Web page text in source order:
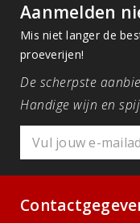
Aanmelden
Mis niet langer de
proeverijen!
De scherpste
Handige wijn en